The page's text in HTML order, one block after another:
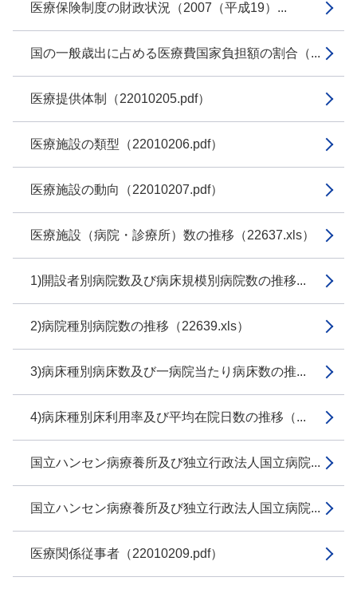
医療保険制度の財政状況（2007（平成19）...
国の一般歳出に占める医療費国家負担額の割合（...
医療提供体制（22010205.pdf）
医療施設の類型（22010206.pdf）
医療施設の動向（22010207.pdf）
医療施設（病院・診療所）数の推移（22637.xls）
1)開設者別病院数及び病床規模別病院数の推移...
2)病院種別病院数の推移（22639.xls）
3)病床種別病床数及び一病院当たり病床数の推...
4)病床種別床利用率及び平均在院日数の推移（...
国立ハンセン病療養所及び独立行政法人国立病院...
国立ハンセン病療養所及び独立行政法人国立病院...
医療関係従事者（22010209.pdf）